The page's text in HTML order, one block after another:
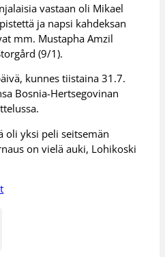
vastaan oli Mikael
ja napsi kahdeksan
mm. Mustapha Amzil
(9/1).
kunnes tiistaina 31.7.
Bosnia-Hertsegovinan
oli yksi peli seitsemän
on vielä auki, Lohikoski